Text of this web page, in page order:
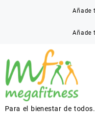
Añade
Añade
Para el bienestar de